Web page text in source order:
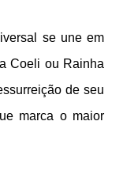
se une em
Coeli ou Rainha
de seu
marca o maior